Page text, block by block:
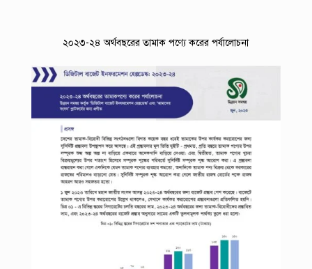
২০২৩-২৪ অর্থবছরের তামাক পণ্যে করের পর্যালোচনা